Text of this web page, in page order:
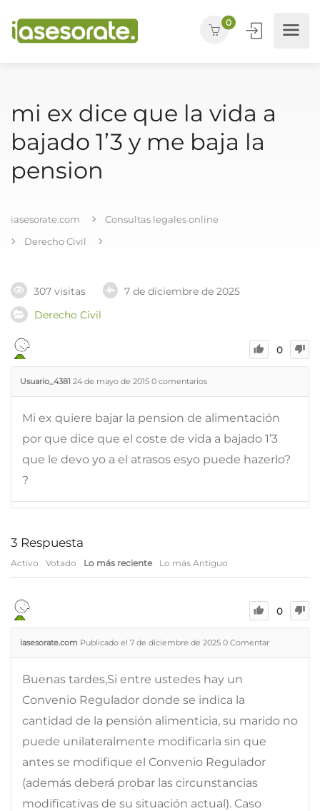
0
mi ex dice que la vida a
bajado 1’3 y me baja la
pension
iasesorate.com
Consultas legales online
Derecho Civil
307 visitas
7 de diciembre de 2025
Derecho Civil
0
Usuario_4381 24 de mayo de 2015 0 comentarios
Mi ex quiere bajar la pension de alimentación
por que dice que el coste de vida a bajado 1’3
que le devo yo a el atrasos esyo puede hazerlo?
?
3 Respuesta
Activo Votado Lo más reciente Lo más Antiguo
0
iasesorate.com Publicado el 7 de diciembre de 2025 0 Comentar
Buenas tardes,Si entre ustedes hay un
Convenio Regulador donde se indica la
cantidad de la pensión alimenticia, su marido no
puede unilateralmente modificarla sin que
antes se modifique el Convenio Regulador
(además deberá probar las circunstancias
modificativas de su situación actual). Caso